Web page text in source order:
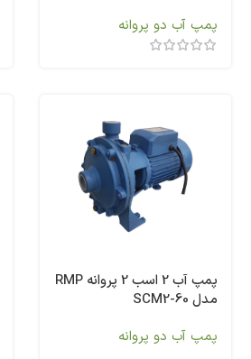
پمپ آب دو پروانه
پمپ آب 2 اسب 2 پروانه RMP
مدل SCM2-60
پمپ آب دو پروانه